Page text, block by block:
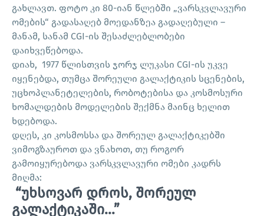
გახლავთ. ფოტო კი 80-იან წლებში „ვარსკვლავური
ომების“ გადასაღებ მოედანზეა გადაღებული –
მანამ, სანამ CGI-ის შესაძლებლობები
დაიხვეწებოდა.
დიახ, 1977 წლისთვის ჯორჯ ლუკასი CGI-ის უკვე
იყენებდა, თუმცა შორეული გალაქტიკის სცენების,
უცხოპლანეტელების, რობოტებისა და კოსმოსური
ხომალდების მოდელების შექმნა მაინც ხელით
ხდებოდა.
დღეს, კი კოსმოსსა და შორეულ გალაქტიკებში
ვიმოგზაუროთ და ვნახოთ, თუ როგორ
გამოიყურებოდა ვარსკვლავური ომები კადრს
მიღმა:
“უხსოვარ დროს, შორეულ
გალაქტიკაში…”